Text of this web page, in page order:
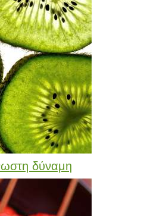
δύναμη